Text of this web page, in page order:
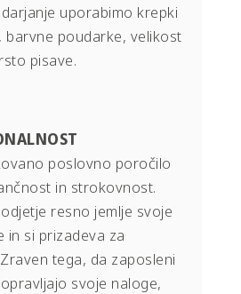
uporabimo krepki
barvne poudarke, velikost
pisave.
poslovno poročilo
in strokovnost.
resno jemlje svoje
in si prizadeva za
tega, da zaposleni
svoje naloge,